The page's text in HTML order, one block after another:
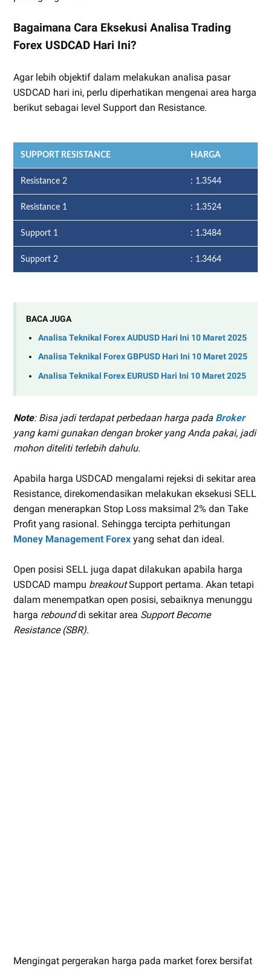
Bagaimana Cara Eksekusi Analisa Trading
Forex USDCAD Hari Ini?
Agar lebih objektif dalam melakukan analisa pasar
USDCAD hari ini, perlu diperhatikan mengenai area harga
berikut sebagai level Support dan Resistance.
SUPPORT RESISTANCE HARGA
Resistance 2 : 1.3544
Resistance 1 : 1.3524
Support 1 : 1.3484
Support 2 : 1.3464
BACA JUGA
Analisa Teknikal Forex AUDUSD Hari Ini 10 Maret 2025
Analisa Teknikal Forex GBPUSD Hari Ini 10 Maret 2025
Analisa Teknikal Forex EURUSD Hari Ini 10 Maret 2025
Note: Bisa jadi terdapat perbedaan harga pada Broker
yang kami gunakan dengan broker yang Anda pakai, jadi
mohon diteliti terlebih dahulu.
Apabila harga USDCAD mengalami rejeksi di sekitar area
Resistance, direkomendasikan melakukan eksekusi SELL
dengan menerapkan Stop Loss maksimal 2% dan Take
Profit yang rasional. Sehingga tercipta perhitungan
Money Management Forex yang sehat dan ideal.
Open posisi SELL juga dapat dilakukan apabila harga
USDCAD mampu breakoutSupport pertama. Akan tetapi
dalam menempatkan open posisi, sebaiknya menunggu
harga rebounddi sekitar area Support Become
Resistance (SBR).
Mengingat pergerakan harga pada market forex bersifat